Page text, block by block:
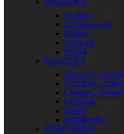
NOHAVICE
Textilné
Kevlarové rifle
Kožené
Off Road
Detské
RUKAVICE
Športové – Racing
Turistické – Urban
Chopper – Cruiser
Off Road
Detské
Príslušenstvo
ČIŽMY/OBUV